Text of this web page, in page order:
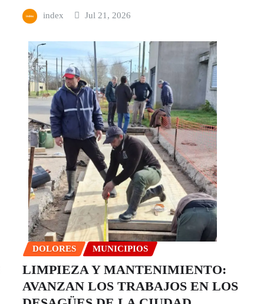
index Jul 21, 2026
DOLORES MUNICIPIOS
LIMPIEZA Y MANTENIMIENTO:
AVANZAN LOS TRABAJOS EN LOS